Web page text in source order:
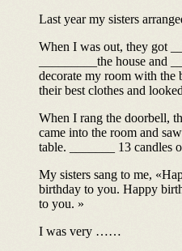
Last year my sisters
When I was out, they got
_________the house and
decorate my room with the
their best clothes and
When I rang the doorbell,
came into the room and
table. _______ 13 candles
My sisters sang to me,
birthday to you. Happy
to you. »
I was very ……